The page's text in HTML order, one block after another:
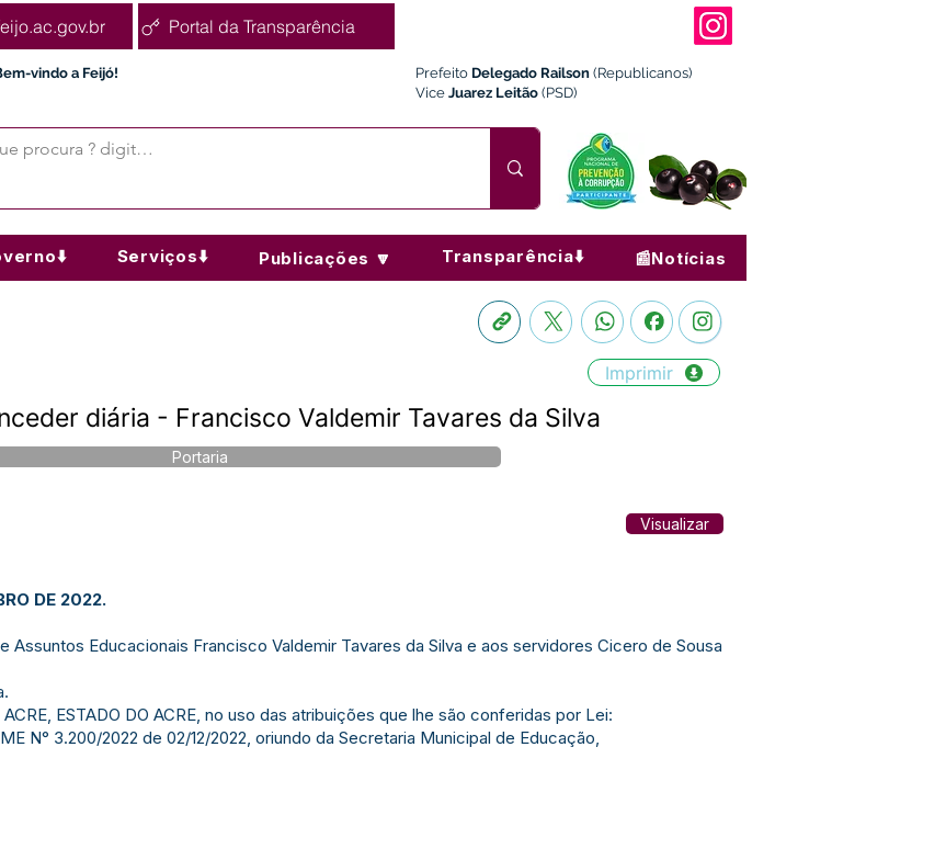
Portal da Transparência
vindo a Feijó! Prefeito Delegado Railson (Republicanos)
Vice Juarez Leitão (PSD)
Serviços⬇️ Publicações 🔽 Transparência⬇️ 📰Notícias
Imprimir
diária - Francisco Valdemir Tavares da Silva
Portaria
Visualizar
DE 2022.
Assuntos Educacionais Francisco Valdemir Tavares da Silva e aos servidores Cicero de Sousa
ESTADO DO ACRE, no uso das atribuições que lhe são conferidas por Lei:
N° 3.200/2022 de 02/12/2022, oriundo da Secretaria Municipal de Educação,